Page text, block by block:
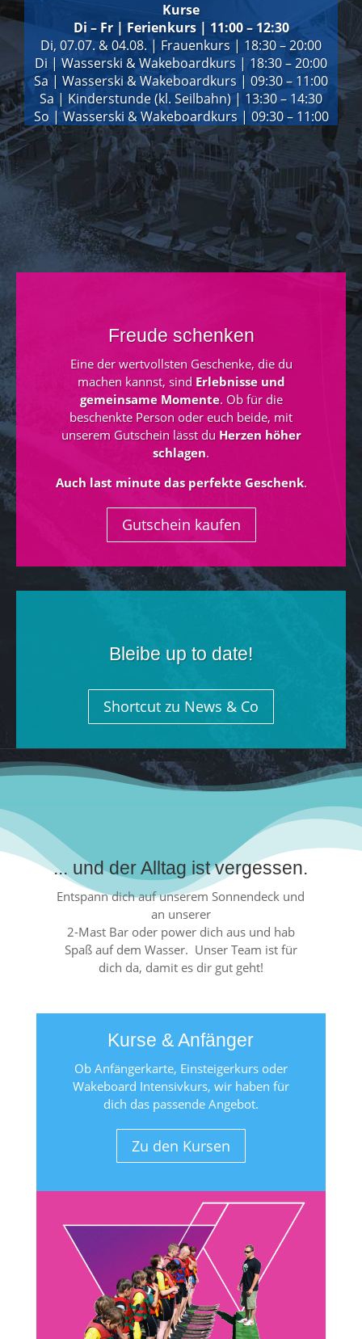
Kurse
Di – Fr | Ferienkurs | 11:00 – 12:30
Di, 07.07. & 04.08. | Frauenkurs | 18:30 – 20:00
Di | Wasserski & Wakeboardkurs | 18:30 – 20:00
Sa | Wasserski & Wakeboardkurs | 09:30 – 11:00
Sa | Kinderstunde (kl. Seilbahn) | 13:30 – 14:30
So | Wasserski & Wakeboardkurs | 09:30 – 11:00
Freude schenken
Eine der wertvollsten Geschenke, die du
machen kannst, sind Erlebnisse und
gemeinsame Momente. Ob für die
beschenkte Person oder euch beide, mit
unserem Gutschein lässt du Herzen höher
schlagen.
Auch last minute das perfekte Geschenk.
Gutschein kaufen
Bleibe up to date!
Shortcut zu News & Co
... und der Alltag ist vergessen.
Entspann dich auf unserem Sonnendeck und
an unserer
2-Mast Bar oder power dich aus und hab
Spaß auf dem Wasser. Unser Team ist für
dich da, damit es dir gut geht!
Kurse & Anfänger
Ob Anfängerkarte, Einsteigerkurs oder
Wakeboard Intensivkurs, wir haben für
dich das passende Angebot.
Zu den Kursen